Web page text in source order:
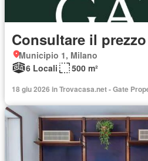
Consultare il prezzo
Municipio 1, Milano
6 Locali
500 m²
18 giu 2026 in Trovacasa.net - Gate